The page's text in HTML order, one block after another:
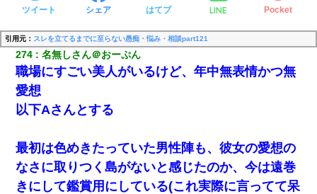
ツイート シェア はてブ LINE Pocket
引用元： スレを立てるまでに至らない愚痴・悩み・相談part121
274 名無しさん＠おーぷん
職場にすごい美人がいるけど、年中無表情かつ無
愛想
以下Aさんとする
最初は色めきたっていた男性陣も、彼女の愛想の
なさに取りつく島がないと感じたのか、今は遠巻
きにして鑑賞用にしている(これ実際に言ってて呆